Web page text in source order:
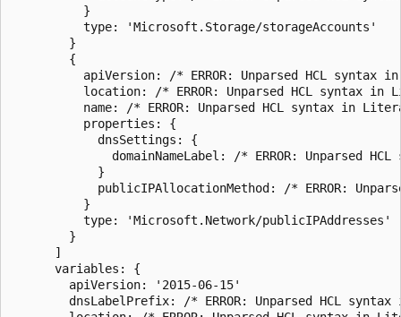
          }
          type: 'Microsoft.Storage/storageAccounts'
        }
        {
apiVersion: /* ERROR: Unparsed HCL syntax
location: /* ERROR: Unparsed HCL syntax in
name: /* ERROR: Unparsed HCL syntax in
          properties: {
            dnsSettings: {
domainNameLabel: /* ERROR: Unparsed HCL
            }
publicIPAllocationMethod: /* ERROR:
          }
          type: 'Microsoft.Network/publicIPAddresses'
        }
      ]
      variables: {
        apiVersion: '2015-06-15'
dnsLabelPrefix: /* ERROR: Unparsed HCL syntax